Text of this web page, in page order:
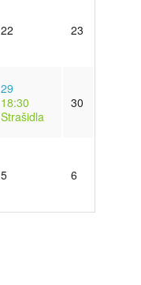
22 23
29
18:30
Strašidla
30
5 6